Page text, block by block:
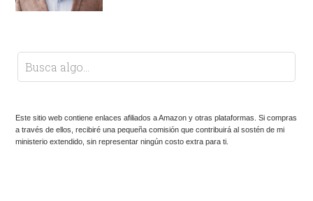
Este sitio web contiene enlaces afiliados a Amazon y otras plataformas. Si compras
a través de ellos, recibiré una pequeña comisión que contribuirá al sostén de mi
ministerio extendido, sin representar ningún costo extra para ti.